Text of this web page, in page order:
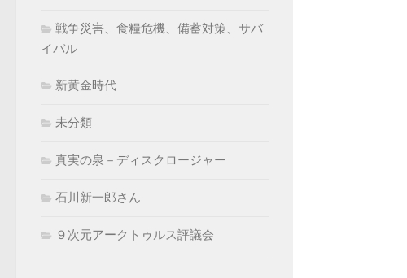
戦争災害、食糧危機、備蓄対策、サバ
イバル
新黄金時代
未分類
真実の泉－ディスクロージャー
石川新一郎さん
９次元アークトゥルス評議会